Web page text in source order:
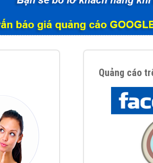
thiết kế web, phát triển Website cho
hoặc email: support@vietadsgroup.vn